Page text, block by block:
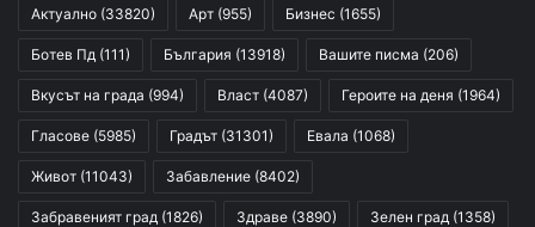
Актуално (33820) Арт (955) Бизнес (1655)
Ботев Пд (111) България (13918) Вашите писма (206)
Вкусът на града (994) Власт (4087) Героите на деня (1964)
Гласове (5985) Градът (31301) Евала (1068)
Живот (11043) Забавление (8402)
Забравеният град (1826) Здраве (3890) Зелен град (1358)